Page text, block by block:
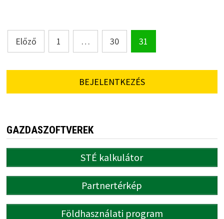
Bejegyzések
lapozása
Előző 1 … 30 31
BEJELENTKEZÉS
GAZDASZOFTVEREK
STÉ kalkulátor
Partnertérkép
Földhasználati program